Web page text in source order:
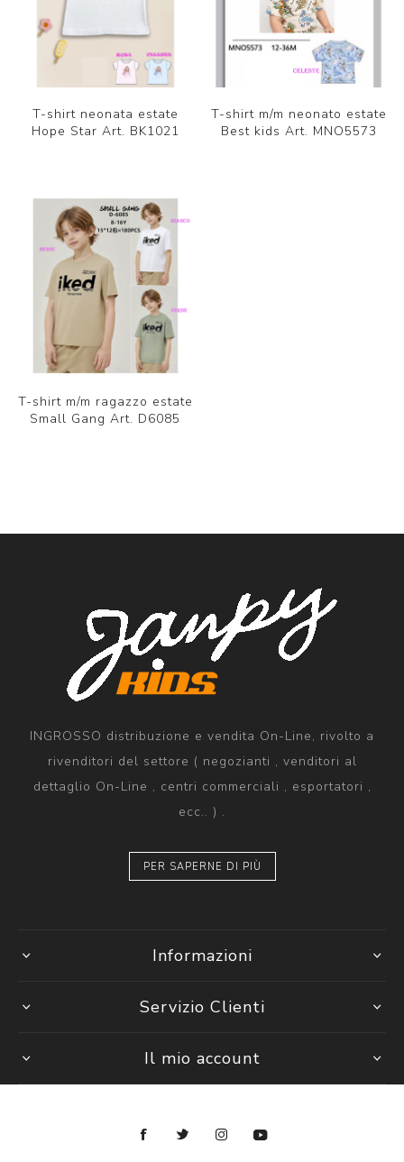
T-shirt neonata estate
Hope Star Art. BK1021
T-shirt m/m neonato estate
Best kids Art. MNO5573
T-shirt m/m ragazzo estate
Small Gang Art. D6085
INGROSSO distribuzione e vendita On-Line, rivolto a
rivenditori del settore ( negozianti , venditori al
dettaglio On-Line , centri commerciali , esportatori ,
ecc.. ) .
PER SAPERNE DI PIÙ
Informazioni
Servizio Clienti
Il mio account